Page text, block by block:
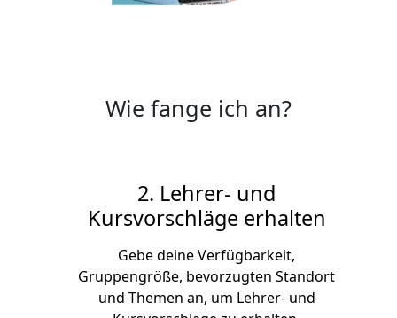
Wie fange ich an?
2. Lehrer- und
Kursvorschläge erhalten
Gebe deine Verfügbarkeit,
Gruppengröße, bevorzugten Standort
und Themen an, um Lehrer- und